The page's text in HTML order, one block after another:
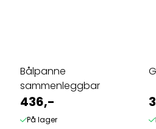
Bålpanne
sammenleggbar
436,-
På lager